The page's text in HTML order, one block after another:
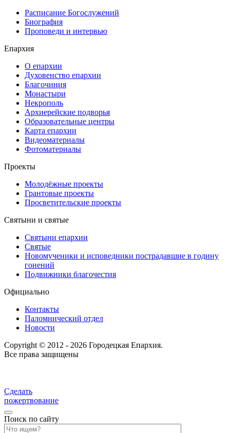
Расписание Богослужений
Биография
Проповеди и интервью
Епархия
О епархии
Духовенство епархии
Благочиния
Монастыри
Некрополь
Архиерейские подворья
Образовательные центры
Карта епархии
Видеоматериалы
Фотоматериалы
Проекты
Молодёжные проекты
Грантовые проекты
Просветительские проекты
Святыни и святые
Святыни епархии
Святые
Новомученики и исповедники пострадавшие в годину
гонений
Подвижники благочестия
Официально
Контакты
Паломнический отдел
Новости
Copyright © 2012 - 2026 Городецкая Епархия.
Все права защищены
Сделать
пожертвование
Поиск по сайту